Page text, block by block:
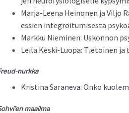
Mar­ja-Leena Heinonen ja
essien inte­groi­tu­mis­es­ta
Markku Niem­i­nen: Uskon­non
Leila Kes­ki-Luopa: Tietoinen
nurk­ka
Kristi­na Sarane­va: Onko
maail­ma